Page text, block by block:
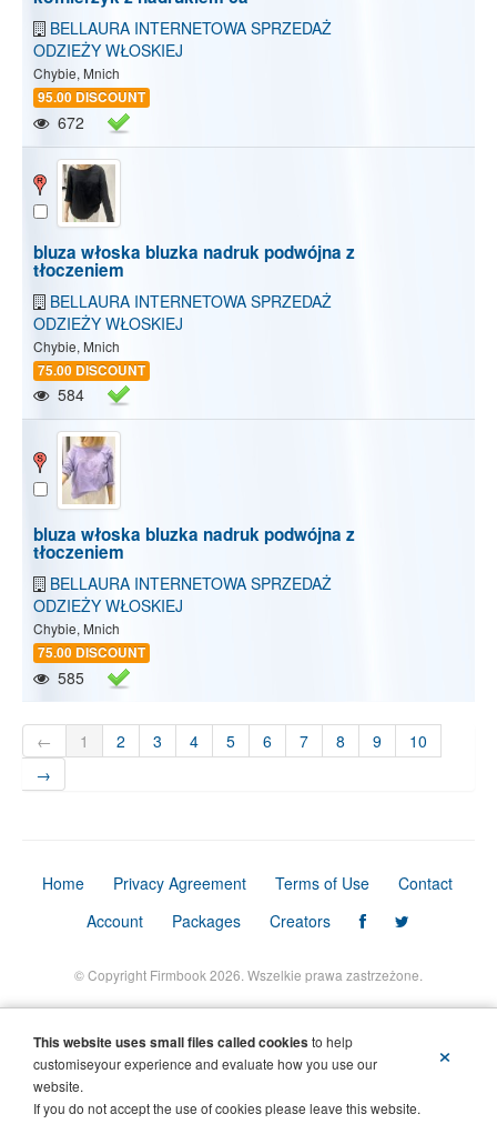
BELLAURA INTERNETOWA SPRZEDAŻ
ODZIEŻY WŁOSKIEJ
Chybie, Mnich
95.00 DISCOUNT
672
bluza włoska bluzka nadruk podwójna z
tłoczeniem
BELLAURA INTERNETOWA SPRZEDAŻ
ODZIEŻY WŁOSKIEJ
Chybie, Mnich
75.00 DISCOUNT
584
bluza włoska bluzka nadruk podwójna z
tłoczeniem
BELLAURA INTERNETOWA SPRZEDAŻ
ODZIEŻY WŁOSKIEJ
Chybie, Mnich
75.00 DISCOUNT
585
← 1 2 3 4 5 6 7 8 9
10
→
Home Privacy Agreement Terms of Use
Contact
Account
Packages Creators
© Copyright Firmbook 2026. Wszelkie prawa zastrzeżone.
×
This website uses small files called cookiesto help
customiseyour experience and evaluate how you use our
website.
If you do not accept the use of cookies please leave this website.